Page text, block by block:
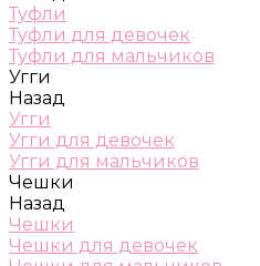
Туфли
Туфли для девочек
Туфли для мальчиков
Угги
Назад
Угги
Угги для девочек
Угги для мальчиков
Чешки
Назад
Чешки
Чешки для девочек